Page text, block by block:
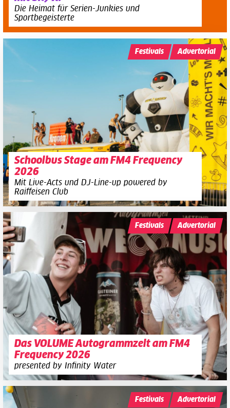
Die Heimat für Serien-Junkies und
Sportbegeisterte
Schoolbus Stage am FM4 Frequency
2026
Mit Live-Acts und DJ-Line-up powered by
Raiffeisen Club
Festivals Advertorial
Das VOLUME Autogrammzelt am FM4
Frequency 2026
presented by Infinity Water
Festivals Advertorial
Festivals Advertorial